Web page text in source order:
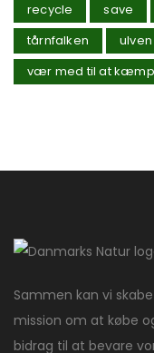
recycle
save
tårnfalken
vær med til at
Sammen kan vi
mission om at købe
bidrag til at bevare